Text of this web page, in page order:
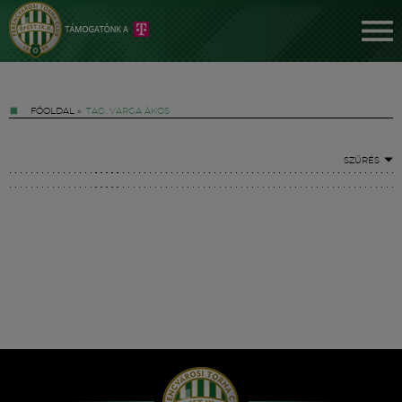
FŐOLDAL » TAG: VARGA ÁKOS
SZŰRÉS
Hírek